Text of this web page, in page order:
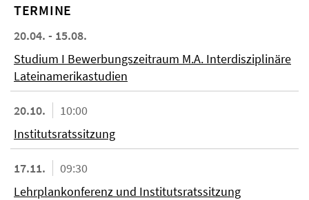
TERMINE
20.04. - 15.08.
Studium I Bewerbungszeitraum M.A. Interdisziplinäre
Lateinamerikastudien
20.10.
10:00
Institutsratssitzung
17.11.
09:30
Lehrplankonferenz und Institutsratssitzung